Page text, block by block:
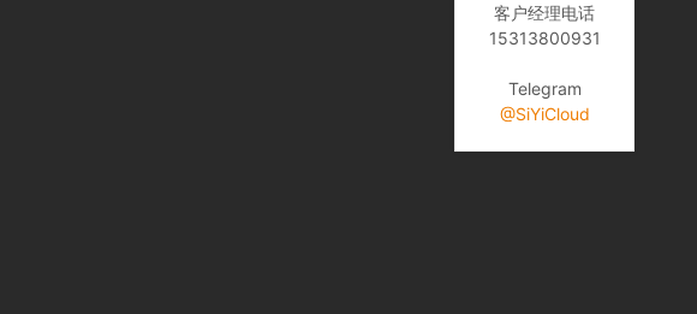
客户经理电话
15313800931
Telegram
@SiYiCloud